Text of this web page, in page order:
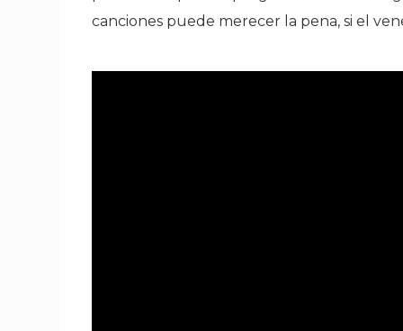
canciones puede merecer la pena, si el